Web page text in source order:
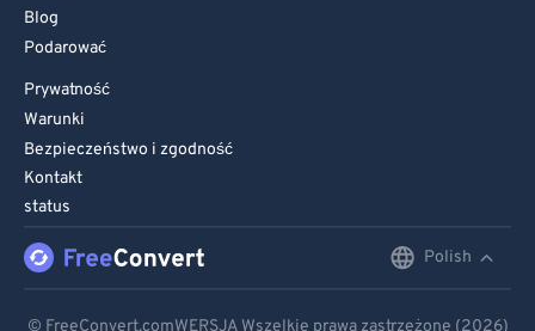
Blog
Podarować
Prywatność
Warunki
Bezpieczeństwo i zgodność
Kontakt
status
Polish
© FreeConvert.comWERSJA Wszelkie prawa zastrzeżone (2026)